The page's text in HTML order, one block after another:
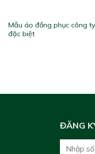
Mẫu áo đồng phục công
đặc biệt
ĐĂNG